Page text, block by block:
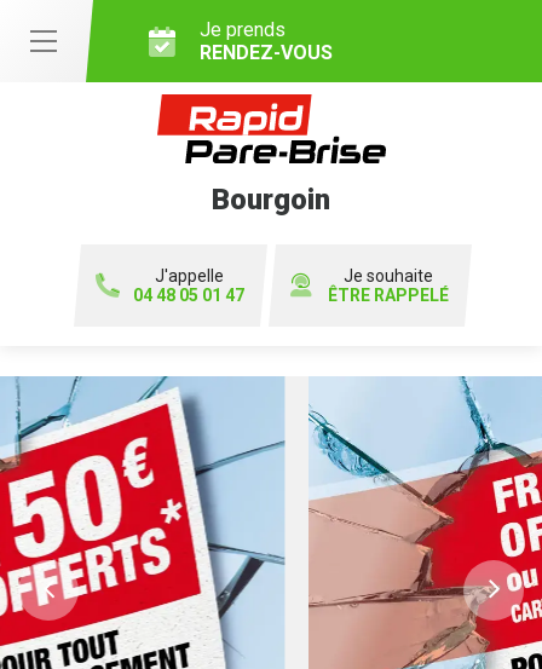
Je prends
RENDEZ-VOUS
Bourgoin
J'appelle
04 48 05 01 47
Je souhaite
ÊTRE RAPPELÉ
Previous